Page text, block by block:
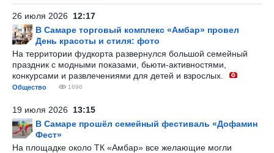
26 июля 2026 12:17
В Самаре торговый комплекс «Амбар» провел
День красоты и стиля: фото
На территории фудкорта развернулся большой семейный
праздник с модными показами, бьюти-активностями,
конкурсами и развлечениями для детей и взрослых.
Общество 1696
19 июля 2026 13:15
В Самаре прошёл семейный фестиваль «Дофамин
Фест»
На площадке около ТК «Амбар» все желающие могли